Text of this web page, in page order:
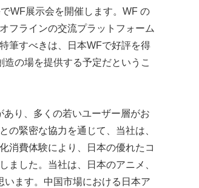
WF展示会を開催します。WF の
フラインの交流プラットフォーム
筆すべきは、日本WFで好評を得
の場を提供する予定だというこ
り、多くの若いユーザー層がお
の緊密な協力を通じて、当社は、
消費体験により、日本の優れたコ
ました。当社は、日本のアニメ、
ます。中国市場における日本ア